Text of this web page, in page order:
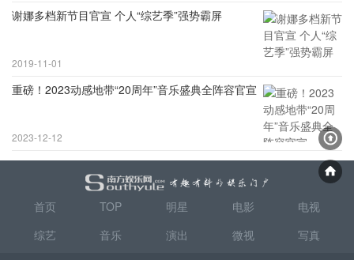
谢娜多档新节目官宣 个人“综艺季”强势霸屏
2019-11-01
重磅！2023动感地带“20周年”音乐盛典全阵容官宣
2023-12-12
首页 TOP 明星 电影
电视
综艺
音乐 演出 微视 写真